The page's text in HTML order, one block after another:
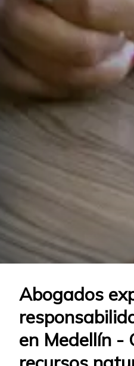
Abogados
en Medellín -